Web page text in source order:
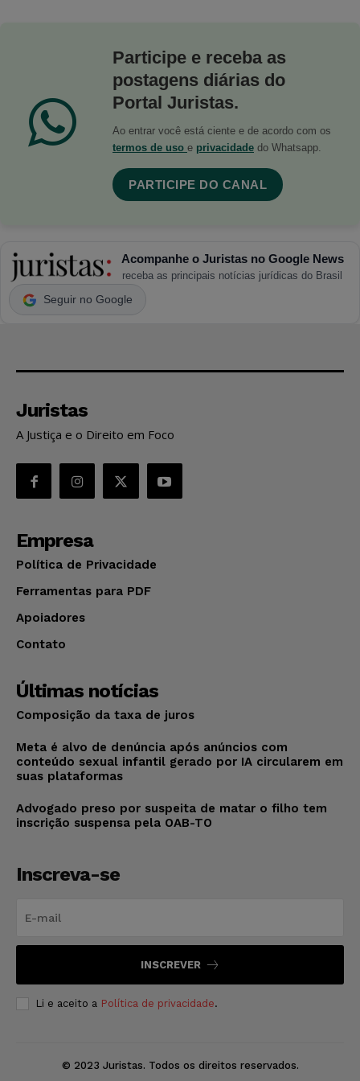
Participe e receba as
postagens diárias do
Portal Juristas.
Ao entrar você está ciente e de acordo com os
termos de uso e privacidade do Whatsapp.
PARTICIPE DO CANAL
Acompanhe o Juristas no Google News
receba as principais notícias jurídicas do Brasil
Seguir no Google
Juristas
A Justiça e o Direito em Foco
Empresa
Política de Privacidade
Ferramentas para PDF
Apoiadores
Contato
Últimas notícias
Composição da taxa de juros
Meta é alvo de denúncia após anúncios com
conteúdo sexual infantil gerado por IA circularem em
suas plataformas
Advogado preso por suspeita de matar o filho tem
inscrição suspensa pela OAB-TO
Inscreva-se
INSCREVER
Li e aceito a Política de privacidade.
© 2023 Juristas. Todos os direitos reservados.